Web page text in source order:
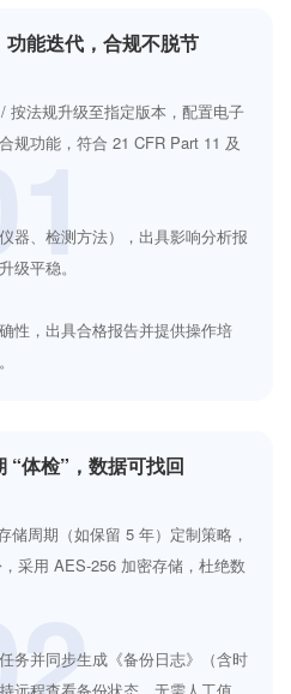
功能迭代，合规不脱节
按法规升级至指定版本，配置电子
规功能，符合 21 CFR Part 11 及
器、检测方法），出具影响分析报
级平稳。
性，出具合格报告并提供操作培
“体检”，数据可找回
储周期（如保留 5 年）定制策略，
采用 AES-256 加密存储，杜绝数
务并同步生成《备份日志》（含时